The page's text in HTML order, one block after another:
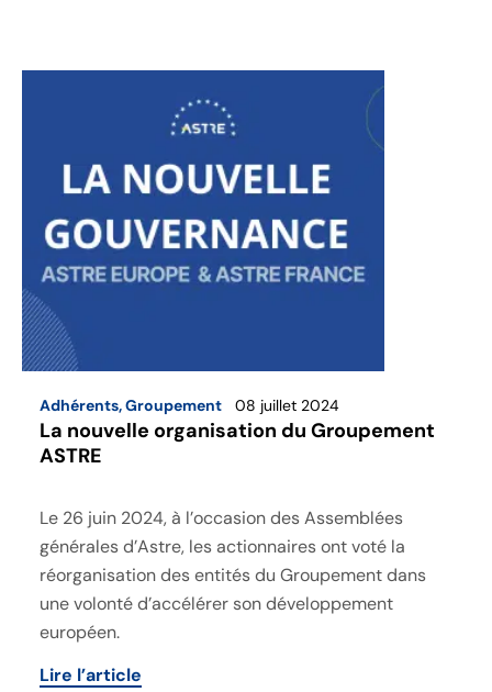
Adhérents,Groupement 08 juillet 2024
La nouvelle organisation du Groupement
ASTRE
Le 26 juin 2024, à l’occasion des Assemblées
générales d’Astre, les actionnaires ont voté la
réorganisation des entités du Groupement dans
une volonté d’accélérer son développement
européen.
Lire l’article